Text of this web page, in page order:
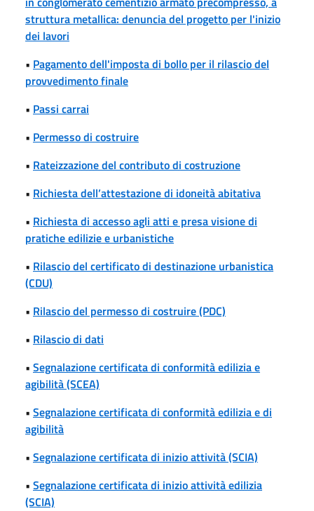
struttura metallica: denuncia del progetto per l'inizio
dei lavori
• Pagamento dell'imposta di bollo per il rilascio del
provvedimento finale
• Passi carrai
• Permesso di costruire
• Rateizzazione del contributo di costruzione
• Richiesta dell’attestazione di idoneità abitativa
• Richiesta di accesso agli atti e presa visione di
pratiche edilizie e urbanistiche
• Rilascio del certificato di destinazione urbanistica
(CDU)
• Rilascio del permesso di costruire (PDC)
• Rilascio di dati
• Segnalazione certificata di conformità edilizia e
agibilità (SCEA)
• Segnalazione certificata di conformità edilizia e di
agibilità
• Segnalazione certificata di inizio attività (SCIA)
• Segnalazione certificata di inizio attività edilizia
(SCIA)